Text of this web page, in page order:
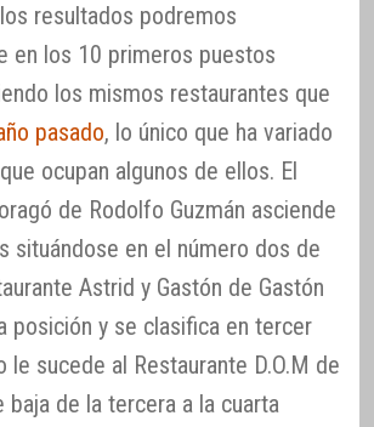
resultados podremos
en los 10 primeros puestos
los mismos restaurantes que
pasado, lo único que ha variado
ocupan algunos de ellos. El
de Rodolfo Guzmán asciende
situándose en el número dos de
Astrid y Gastón de Gastón
posición y se clasifica en tercer
le sucede al Restaurante D.O.M de
baja de la tercera a la cuarta